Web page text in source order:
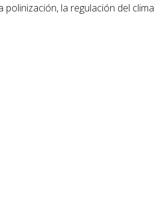
la regulación del clima